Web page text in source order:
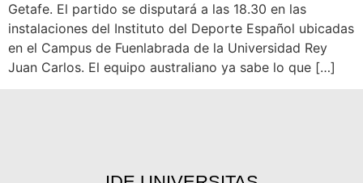
Getafe. El partido se disputará a las 18.30 en las
instalaciones del Instituto del Deporte Español ubicadas
en el Campus de Fuenlabrada de la Universidad Rey
Juan Carlos. El equipo australiano ya sabe lo que […]